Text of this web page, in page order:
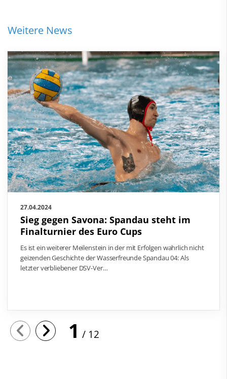
Weitere News
27.04.2024
Sieg gegen Savona: Spandau steht im
Finalturnier des Euro Cups
Es ist ein weiterer Meilenstein in der mit Erfolgen wahrlich nicht
geizenden Geschichte der Wasserfreunde Spandau 04: Als
letzter verbliebener DSV-Ver…
1 12